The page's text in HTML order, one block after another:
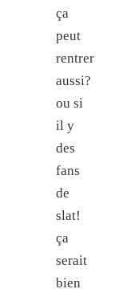
ça
peut
rentrer
aussi?
ou si
il y
des
fans
de
slat!
ça
serait
bien